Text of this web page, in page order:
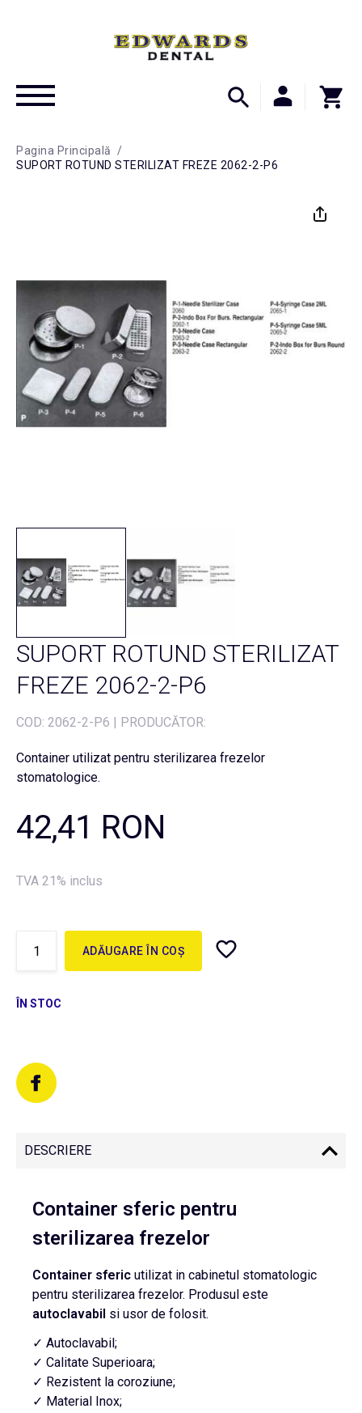
Pagina Principală
/
SUPORT ROTUND STERILIZAT FREZE 2062-2-P6
SUPORT ROTUND STERILIZAT
FREZE 2062-2-P6
COD: 2062-2-P6 | PRODUCĂTOR:
Container utilizat pentru sterilizarea frezelor
stomatologice.
42,41 RON
TVA 21% inclus
ADĂUGARE ÎN COȘ
ÎN STOC
DESCRIERE
Container sferic pentru
sterilizarea frezelor
Container sferic utilizat in cabinetul stomatologic
pentru sterilizarea frezelor. Produsul este
autoclavabil si usor de folosit.
✓ Autoclavabil;
✓ Calitate Superioara;
✓ Rezistent la coroziune;
✓ Material Inox;